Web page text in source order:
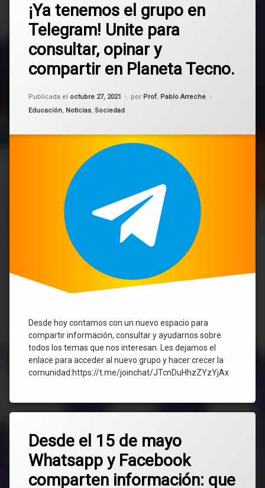
¡Ya tenemos el grupo en
Telegram! Unite para
consultar, opinar y
compartir en Planeta Tecno.
Publicada el octubre 27, 2021
Actualizado el octubre 27, 2021
por Prof. Pablo Arreche
Categorías:
Educación, Noticias, Sociedad
Desde hoy contamos con un nuevo espacio para
compartir información, consultar y ayudarnos sobre
todos los temas que nos interesan. Les dejamos el
enlace para acceder al nuevo grupo y hacer crecer la
comunidad:https://t.me/joinchat/JTcnDuHhzZYzYjAx
chat
consultas
grupos
Tecno
un
comentario
en
¡Ya
tenemos
el
grupo
Unite
para
Desde el 15 de mayo
Whatsapp y Facebook
comparten información: que
datos
Facebook
privacidad
un
comentario
en
Desde
el